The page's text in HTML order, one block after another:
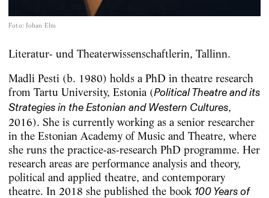
Foto: Johan Elm
Literatur- und Theaterwissenschaftlerin, Tallinn.
Madli Pesti (b. 1980) holds a PhD in theatre research
from Tartu University, Estonia (Political Theatre and its
Strategies in the Estonian and Western Cultures,
2016). She is currently working as a senior researcher
in the Estonian Academy of Music and Theatre, where
she runs the practice-as-research PhD programme. Her
research areas are performance analysis and theory,
political and applied theatre, and contemporary
theatre. In 2018 she published the book 100 Years of